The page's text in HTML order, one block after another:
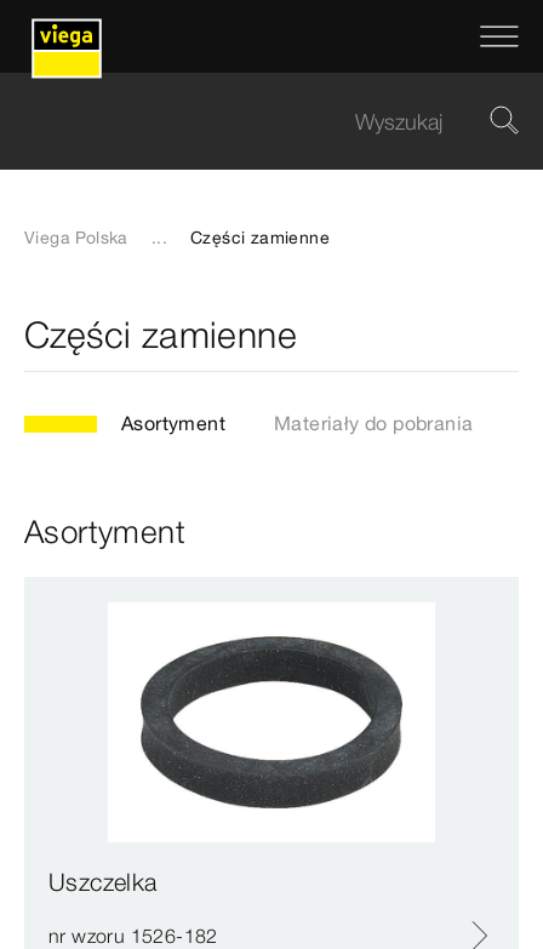
Viega Polska ... Części zamienne
Części zamienne
Asortyment Materiały do pobrania
Asortyment
Uszczelka
nr wzoru 1526-182